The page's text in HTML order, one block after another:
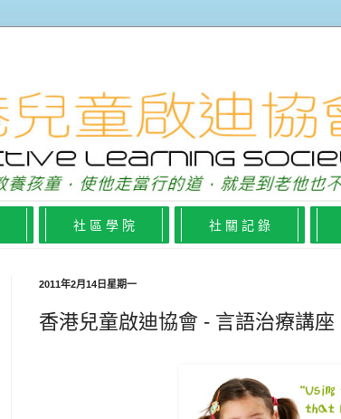
社 區 學 院 社 關 記 錄
2011年2月14日星期一
香港兒童啟迪協會 - 言語治療講座